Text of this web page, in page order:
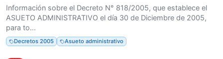
Información sobre el Decreto N° 818/2005, que establece el
ASUETO ADMINISTRATIVO el día 30 de Diciembre de 2005,
para to...
Decretos 2005 Asueto administrativo